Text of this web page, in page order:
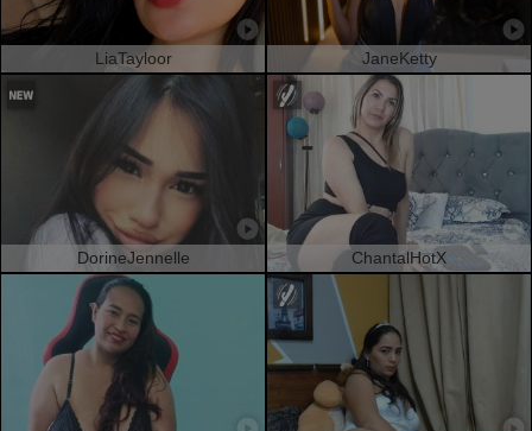
LiaTayloor JaneKetty
DorineJennelle ChantalHotX